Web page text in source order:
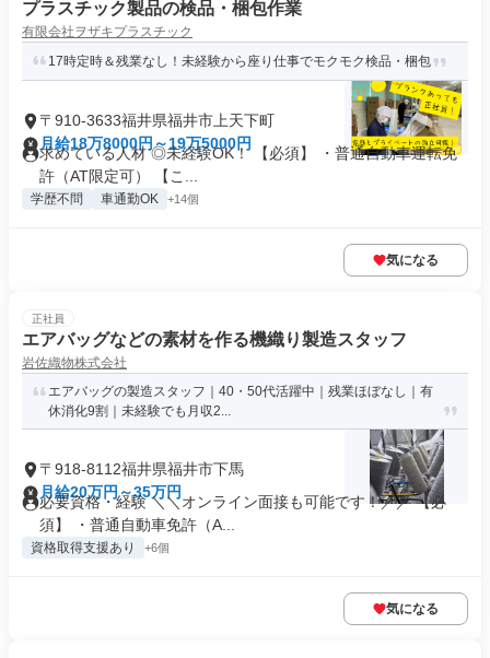
プラスチック製品の検品・梱包作業
有限会社ヲザキプラスチック
17時定時＆残業なし！未経験から座り仕事でモクモク検品・梱包
〒910-3633福井県福井市上天下町
月給18万8000円～19万5000円
求めている人材 ◎未経験OK！ 【必須】 ・普通自動車運転免
許（AT限定可） 【こ...
学歴不問 車通勤OK +14個
気になる
正社員
エアバッグなどの素材を作る機織り製造スタッフ
岩佐織物株式会社
エアバッグの製造スタッフ｜40・50代活躍中｜残業ほぼなし｜有
休消化9割｜未経験でも月収2...
〒918-8112福井県福井市下馬
月給20万円～35万円
必要資格・経験 ＼＼オンライン面接も可能です！／／ 【必
須】 ・普通自動車免許（A...
資格取得支援あり +6個
気になる